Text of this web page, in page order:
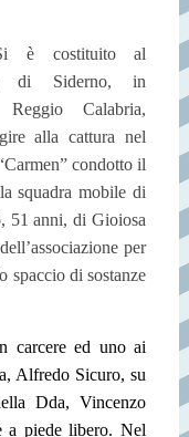
è costituito al
di Siderno, in
Calabria,
alla cattura nel
condotto il
squadra mobile di
51 anni, di Gioiosa
per
spaccio di sostanze
carcere ed uno ai
Alfredo Sicuro, su
Dda, Vincenzo
a piede libero. Nel